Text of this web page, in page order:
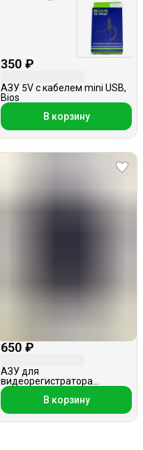
350 ₽
АЗУ 5V с кабелем mini USB,
Bios
В корзину
650 ₽
АЗУ для
видеорегистратора
miniUSB, 4м, 2A, 5V, прямой
В корзину